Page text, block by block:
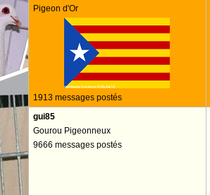
Pigeon d'Or
1913 messages postés
gui85
Gourou Pigeonneux
9666 messages postés